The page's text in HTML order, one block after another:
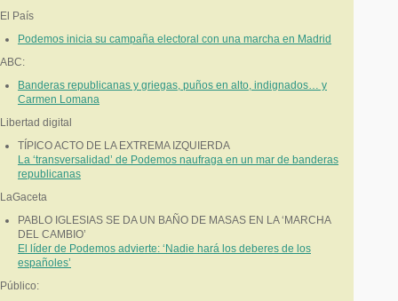
El País
Podemos inicia su campaña electoral con una marcha en Madrid
ABC:
Banderas republicanas y griegas, puños en alto, indignados… y
Carmen Lomana
Libertad digital
TÍPICO ACTO DE LA EXTREMA IZQUIERDA
La ‘transversalidad’ de Podemos naufraga en un mar de banderas
republicanas
LaGaceta
PABLO IGLESIAS SE DA UN BAÑO DE MASAS EN LA ‘MARCHA
DEL CAMBIO’
El líder de Podemos advierte: ‘Nadie hará los deberes de los
españoles’
Público: